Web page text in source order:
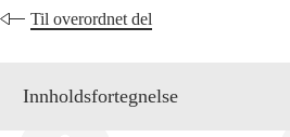
Til overordnet del
Innholdsfortegnelse